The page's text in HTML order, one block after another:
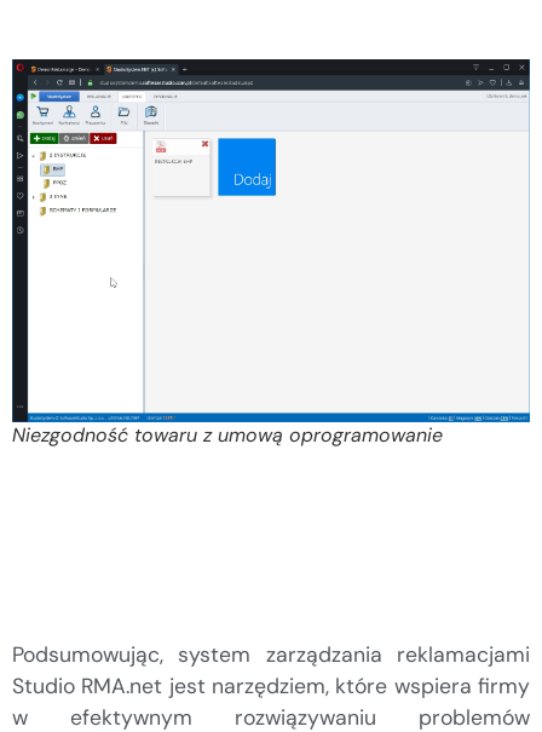
Niezgodność towaru z umową oprogramowanie
Podsumowując, system zarządzania reklamacjami
Studio RMA.net jest narzędziem, które wspiera firmy
w efektywnym rozwiązywaniu problemów